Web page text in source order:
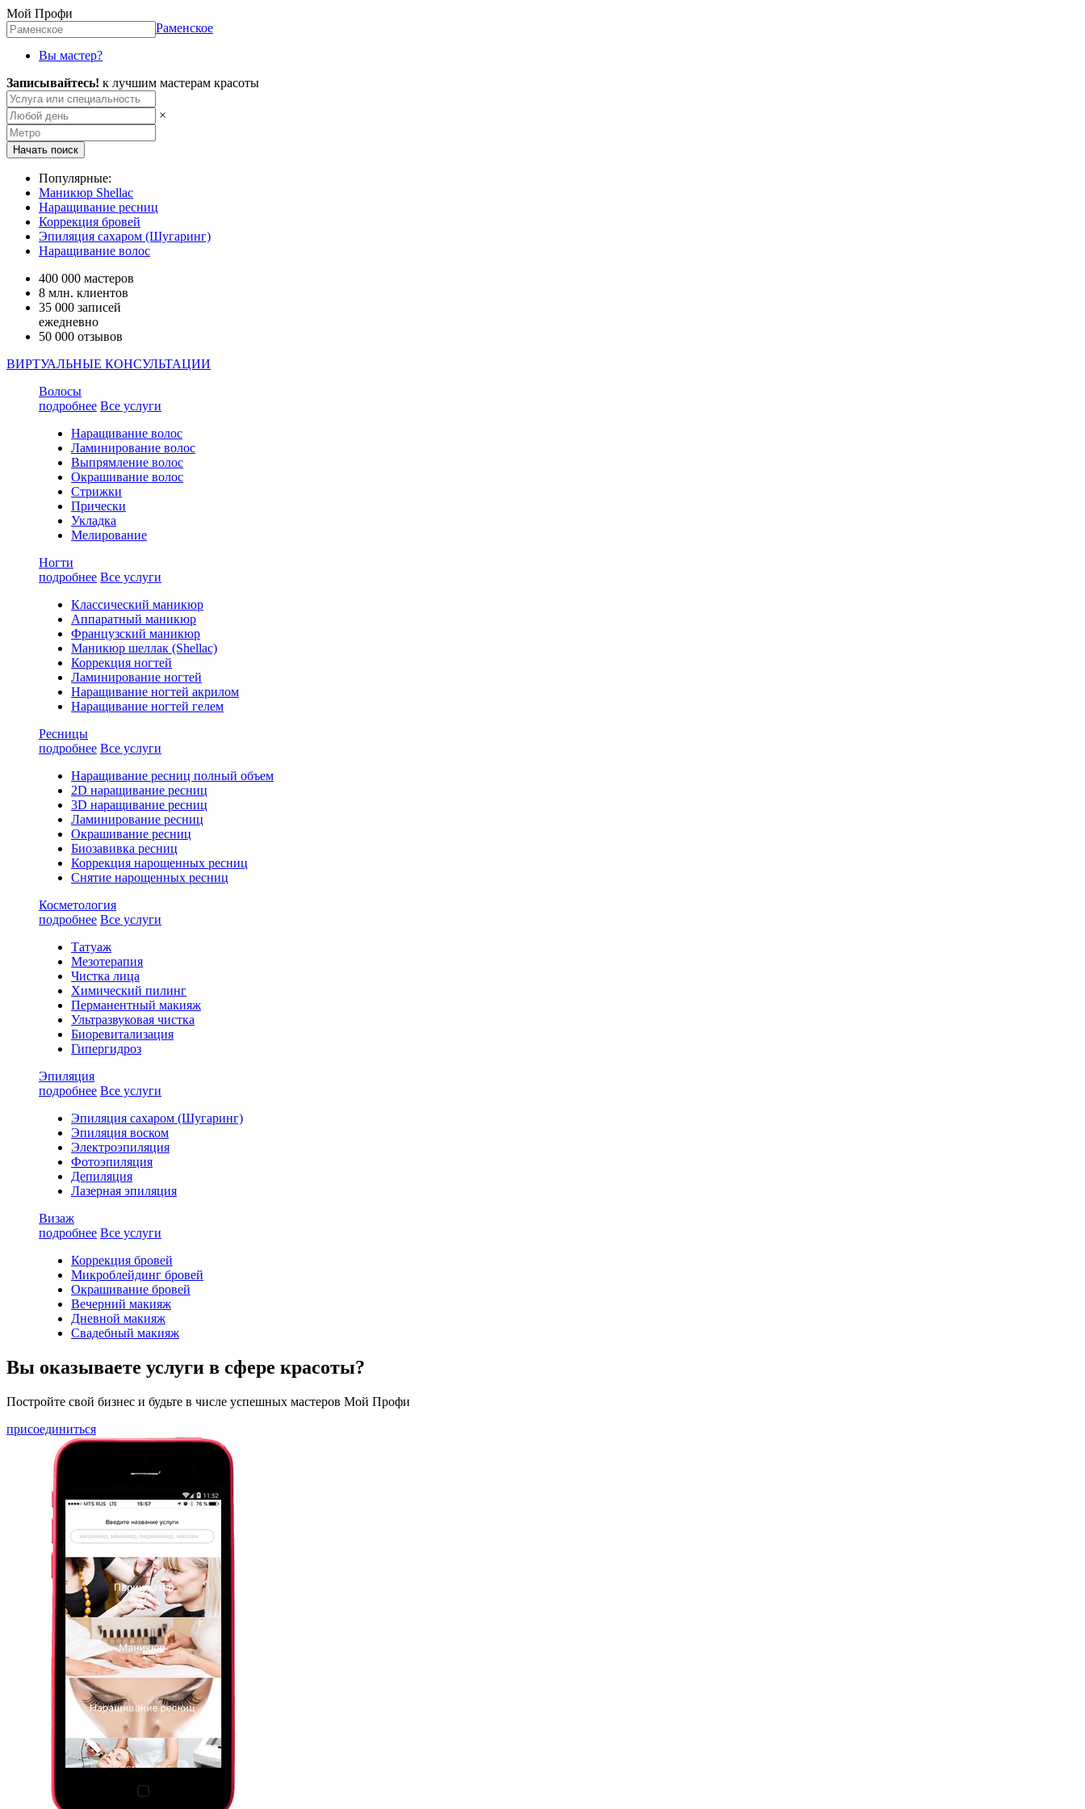
Мой Профи
Раменское
Вы мастер?
Записывайтесь! к лучшим мастерам красоты
×
Популярные:
Маникюр Shellac
Наращивание ресниц
Коррекция бровей
Эпиляция сахаром (Шугаринг)
Наращивание волос
400 000 мастеров
8 млн. клиентов
35 000 записей
ежедневно
50 000 отзывов
ВИРТУАЛЬНЫЕ КОНСУЛЬТАЦИИ
Волосы
подробнее Все услуги
Наращивание волос
Ламинирование волос
Выпрямление волос
Окрашивание волос
Стрижки
Прически
Укладка
Мелирование
Ногти
подробнее Все услуги
Классический маникюр
Аппаратный маникюр
Французский маникюр
Маникюр шеллак (Shellac)
Коррекция ногтей
Ламинирование ногтей
Наращивание ногтей акрилом
Наращивание ногтей гелем
Ресницы
подробнее Все услуги
Наращивание ресниц полный объем
2D наращивание ресниц
3D наращивание ресниц
Ламинирование ресниц
Окрашивание ресниц
Биозавивка ресниц
Коррекция нарощенных ресниц
Снятие нарощенных ресниц
Косметология
подробнее Все услуги
Татуаж
Мезотерапия
Чистка лица
Химический пилинг
Перманентный макияж
Ультразвуковая чистка
Биоревитализация
Гипергидроз
Эпиляция
подробнее Все услуги
Эпиляция сахаром (Шугаринг)
Эпиляция воском
Электроэпиляция
Фотоэпиляция
Депиляция
Лазерная эпиляция
Визаж
подробнее Все услуги
Коррекция бровей
Микроблейдинг бровей
Окрашивание бровей
Вечерний макияж
Дневной макияж
Свадебный макияж
Вы оказываете услуги в сфере красоты?
Постройте свой бизнес и будьте в числе успешных мастеров Мой Профи
присоединиться